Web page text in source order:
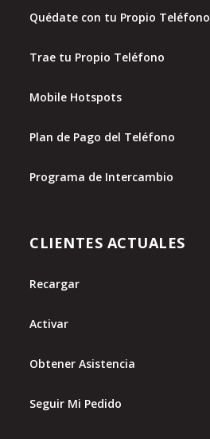
Quédate con tu Propio Teléfono
Trae tu Propio Teléfono
Mobile Hotspots
Plan de Pago del Teléfono
Programa de Intercambio
CLIENTES ACTUALES
Recargar
Activar
Obtener Asistencia
Seguir Mi Pedido